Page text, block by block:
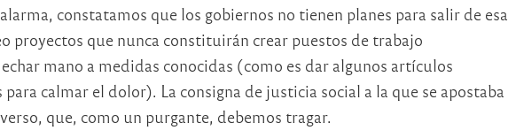
constatamos que los gobiernos no tienen planes para salir de esa
proyectos que nunca constituirán crear puestos de trabajo
mano a medidas conocidas (como es dar algunos artículos
calmar el dolor). La consigna de justicia social a la que se apostaba
que, como un purgante, debemos tragar.